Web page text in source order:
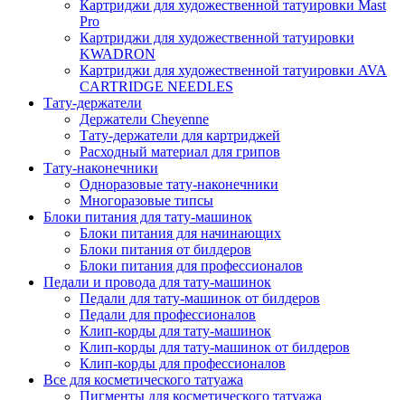
Картриджи для художественной татуировки Mast
Pro
Картриджи для художественной татуировки
KWADRON
Картриджи для художественной татуировки AVA
CARTRIDGE NEEDLES
Тату-держатели
Держатели Cheyenne
Тату-держатели для картриджей
Расходный материал для грипов
Тату-наконечники
Одноразовые тату-наконечники
Многоразовые типсы
Блоки питания для тату-машинок
Блоки питания для начинающих
Блоки питания от билдеров
Блоки питания для профессионалов
Педали и провода для тату-машинок
Педали для тату-машинок от билдеров
Педали для профессионалов
Клип-корды для тату-машинок
Клип-корды для тату-машинок от билдеров
Клип-корды для профессионалов
Все для косметического татуажа
Пигменты для косметического татуажа